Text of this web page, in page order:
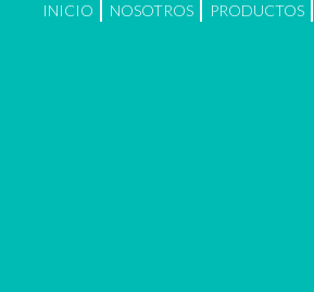
INICIO NOSOTROS PRODUCTOS